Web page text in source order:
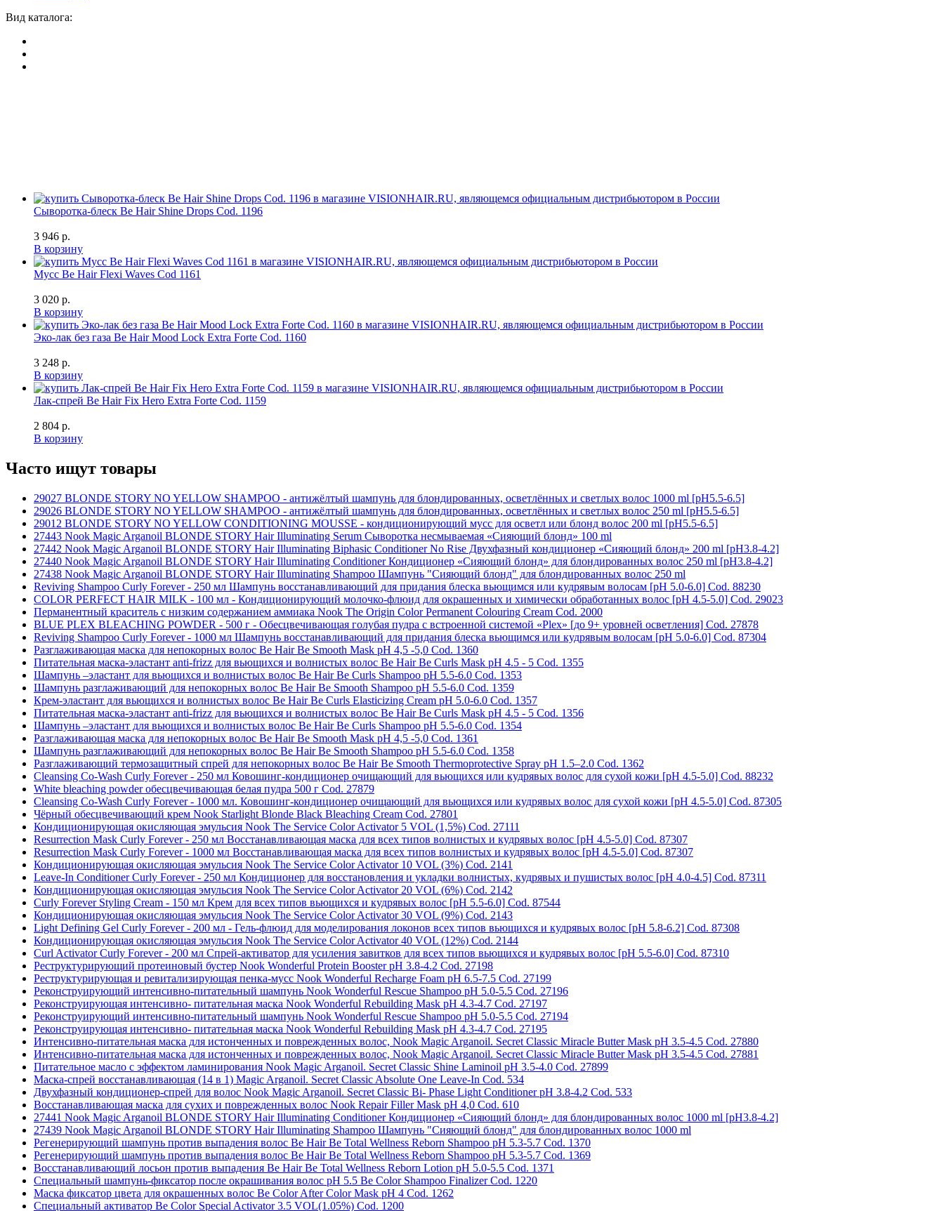
Вид каталога:
Сыворотка-блеск Be Hair Shine Drops Cod. 1196
3 946 р.
В корзину
Мусс Be Hair Flexi Waves Cod 1161
3 020 р.
В корзину
Эко-лак без газа Be Hair Mood Lock Extra Forte Cod. 1160
3 248 р.
В корзину
Лак-спрей Be Hair Fix Hero Extra Forte Cod. 1159
2 804 р.
В корзину
Часто ищут товары
29027 BLONDE STORY NO YELLOW SHAMPOO - антижёлтый шампунь для блондированных, осветлённых и светлых волос 1000 ml [рH5.5-6.5]
29026 BLONDE STORY NO YELLOW SHAMPOO - антижёлтый шампунь для блондированных, осветлённых и светлых волос 250 ml [рH5.5-6.5]
29012 BLONDE STORY NO YELLOW CONDITIONING MOUSSE - кондиционирующий мусс для осветл или блонд волос 200 ml [рH5.5-6.5]
27443 Nook Magic Arganoil BLONDE STORY Hair Illuminating Serum Сыворотка несмываемая «Сияющий блонд» 100 ml
27442 Nook Magic Arganoil BLONDE STORY Hair Illuminating Biphasic Conditioner No Rise Двухфазный кондиционер «Сияющий блонд» 200 ml [pH3.8-4.2]
27440 Nook Magic Arganoil BLONDE STORY Hair Illuminating Conditioner Кондиционер «Сияющий блонд» для блондированных волос 250 ml [pH3.8-4.2]
27438 Nook Magic Arganoil BLONDE STORY Hair Illuminating Shampoo Шампунь "Сияющий блонд" для блондированных волос 250 ml
Reviving Shampoo Curly Forever - 250 мл Шампунь восстанавливающий для придания блеска вьющимся или кудрявым волосам [pH 5.0-6.0] Cod. 88230
COLOR PERFECT HAIR MILK - 100 мл - Кондиционирующий молочко-флюид для окрашенных и химически обработанных волос [pH 4.5-5.0] Cod. 29023
Перманентный краситель с низким содержанием аммиака Nook The Origin Color Permanent Colouring Cream Cod. 2000
BLUE PLEX BLEACHING POWDER - 500 г - Обесцвечивающая голубая пудра с встроенной системой «Plex» [до 9+ уровней осветления] Cod. 27878
Reviving Shampoo Curly Forever - 1000 мл Шампунь восстанавливающий для придания блеска вьющимся или кудрявым волосам [pH 5.0-6.0] Cod. 87304
Разглаживающая маска для непокорных волос Be Hair Be Smooth Mask pH 4,5 -5,0 Cod. 1360
Питательная маска-эластант anti-frizz для вьющихся и волнистых волос Be Hair Be Curls Mask pH 4.5 - 5 Cod. 1355
Шампунь –эластант для вьющихся и волнистых волос Be Hair Be Curls Shampoo pH 5.5-6.0 Cod. 1353
Шампунь разглаживающий для непокорных волос Be Hair Be Smooth Shampoo pH 5.5-6.0 Cod. 1359
Крем-эластант для вьющихся и волнистых волос Be Hair Be Curls Elasticizing Cream pH 5.0-6.0 Cod. 1357
Питательная маска-эластант anti-frizz для вьющихся и волнистых волос Be Hair Be Curls Mask pH 4.5 - 5 Cod. 1356
Шампунь –эластант для вьющихся и волнистых волос Be Hair Be Curls Shampoo pH 5.5-6.0 Cod. 1354
Разглаживающая маска для непокорных волос Be Hair Be Smooth Mask pH 4,5 -5,0 Cod. 1361
Шампунь разглаживающий для непокорных волос Be Hair Be Smooth Shampoo pH 5.5-6.0 Cod. 1358
Разглаживающий термозащитный спрей для непокорных волос Be Hair Be Smooth Thermoprotective Spray pH 1.5–2.0 Cod. 1362
Cleansing Co-Wash Curly Forever - 250 мл Ковошинг-кондиционер очищающий для вьющихся или кудрявых волос для сухой кожи [pH 4.5-5.0] Cod. 88232
White bleaching powder обесцвечивающая белая пудра 500 г Cod. 27879
Cleansing Co-Wash Curly Forever - 1000 мл. Ковошинг-кондиционер очищающий для вьющихся или кудрявых волос для сухой кожи [pH 4.5-5.0] Cod. 87305
Чёрный обесцвечивающий крем Nook Starlight Blonde Black Bleaching Cream Cod. 27801
Кондиционирующая окисляющая эмульсия Nook The Service Color Activator 5 VOL (1,5%) Cod. 27111
Resurrection Mask Curly Forever - 250 мл Восстанавливающая маска для всех типов волнистых и кудрявых волос [pH 4.5-5.0] Cod. 87307
Resurrection Mask Curly Forever - 1000 мл Восстанавливающая маска для всех типов волнистых и кудрявых волос [pH 4.5-5.0] Cod. 87307
Кондиционирующая окисляющая эмульсия Nook The Service Color Activator 10 VOL (3%) Cod. 2141
Leave-In Conditioner Curly Forever - 250 мл Кондиционер для восстановления и укладки волнистых, кудрявых и пушистых волос [pH 4.0-4.5] Cod. 87311
Кондиционирующая окисляющая эмульсия Nook The Service Color Activator 20 VOL (6%) Cod. 2142
Curly Forever Styling Cream - 150 мл Крем для всех типов вьющихся и кудрявых волос [pH 5.5-6.0] Cod. 87544
Кондиционирующая окисляющая эмульсия Nook The Service Color Activator 30 VOL (9%) Cod. 2143
Light Defining Gel Curly Forever - 200 мл - Гель-флюид для моделирования локонов всех типов вьющихся и кудрявых волос [pH 5.8-6.2] Cod. 87308
Кондиционирующая окисляющая эмульсия Nook The Service Color Activator 40 VOL (12%) Cod. 2144
Curl Activator Curly Forever - 200 мл Спрей-активатор для усиления завитков для всех типов вьющихся и кудрявых волос [pH 5.5-6.0] Cod. 87310
Реструктурирующий протеиновый бустер Nook Wonderful Protein Booster pH 3.8-4.2 Cod. 27198
Реструктурирующая и ревитализирующая пенка-мусс Nook Wonderful Recharge Foam pH 6.5-7.5 Cod. 27199
Реконструирующий интенсивно-питательный шампунь Nook Wonderful Rescue Shampoo pH 5.0-5.5 Cod. 27196
Реконструирующая интенсивно- питательная маска Nook Wonderful Rebuilding Mask pH 4.3-4.7 Cod. 27197
Реконструирующий интенсивно-питательный шампунь Nook Wonderful Rescue Shampoo pH 5.0-5.5 Cod. 27194
Реконструирующая интенсивно- питательная маска Nook Wonderful Rebuilding Mask pH 4.3-4.7 Cod. 27195
Интенсивно-питательная маска для истонченных и поврежденных волос, Nook Magic Arganoil. Secret Classic Miracle Butter Mask pH 3.5-4.5 Cod. 27880
Интенсивно-питательная маска для истонченных и поврежденных волос, Nook Magic Arganoil. Secret Classic Miracle Butter Mask pH 3.5-4.5 Cod. 27881
Питательное масло с эффектом ламинирования Nook Magic Arganoil. Secret Classic Shine Laminoil pH 3.5-4.0 Cod. 27899
Маска-спрей восстанавливающая (14 в 1) Magic Arganoil. Secret Classic Absolute One Leave-In Cod. 534
Двухфазный кондиционер-спрей для волос Nook Magic Arganoil. Secret Classic Bi- Phase Light Conditioner pH 3.8-4.2 Cod. 533
Восстанавливающая маска для сухих и поврежденных волос Nook Repair Filler Mask pH 4,0 Cod. 610
27441 Nook Magic Arganoil BLONDE STORY Hair Illuminating Conditioner Кондиционер «Сияющий блонд» для блондированных волос 1000 ml [pH3.8-4.2]
27439 Nook Magic Arganoil BLONDE STORY Hair Illuminating Shampoo Шампунь "Сияющий блонд" для блондированных волос 1000 ml
Регенерирующий шампунь против выпадения волос Be Hair Be Total Wellness Reborn Shampoo pH 5.3-5.7 Cod. 1370
Регенерирующий шампунь против выпадения волос Be Hair Be Total Wellness Reborn Shampoo pH 5.3-5.7 Cod. 1369
Восстанавливающий лосьон против выпадения Be Hair Be Total Wellness Reborn Lotion pH 5.0-5.5 Cod. 1371
Специальный шампунь-фиксатор после окрашивания волос pH 5.5 Be Color Shampoo Finalizer Cod. 1220
Маска фиксатор цвета для окрашенных волос Be Color After Color Mask pH 4 Cod. 1262
Специальный активатор Be Color Special Activator 3.5 VOL(1.05%) Cod. 1200